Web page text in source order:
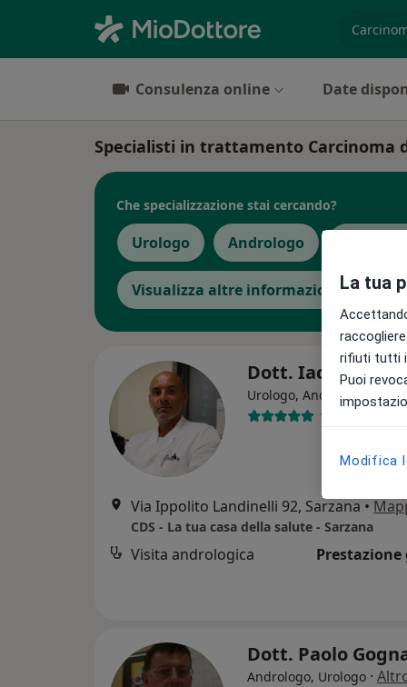
Consulenza online Date
Specialisti in trattamento Carcinoma
Che specializzazione stai cercando?
Urologo Andrologo
Visualizza altre informazioni
Dott. Iacopo
Urologo, Andrologo·
159 recensioni
Via Ippolito Landinelli 92, Sarzana •
CDS - La tua casa della salute - Sarzana
Visita andrologica
Dott. Paolo
Andrologo, Urologo ·
La tua
rifiuti tutti i
Puoi
Modifica